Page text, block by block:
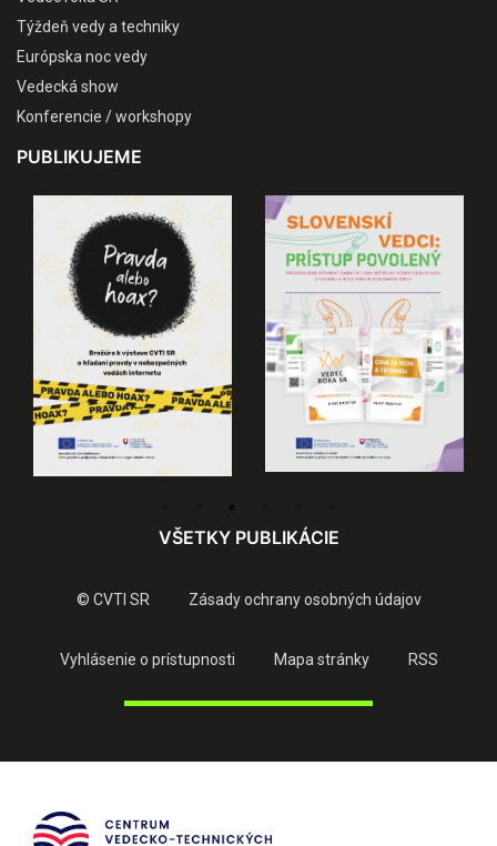
Týždeň vedy a techniky
Európska noc vedy
Vedecká show
Konferencie / workshopy
PUBLIKUJEME
VŠETKY PUBLIKÁCIE
© CVTI SR Zásady ochrany osobných údajov
Vyhlásenie o prístupnosti Mapa stránky RSS